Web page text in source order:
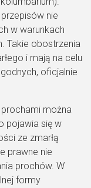
nie
w warunkach
Takie obostrzenia
i mają na celu
oficjalnie
można
pojawia się w
ze zmarłą
prawne nie
prochów. W
formy